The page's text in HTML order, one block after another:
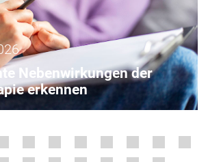
Nebenwirkungen der
erkennen